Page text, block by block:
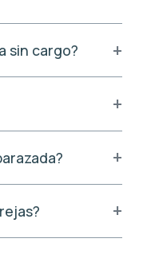
sin cargo?